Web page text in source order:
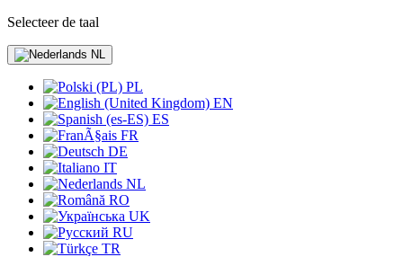
Selecteer de taal
NL
PL
EN
ES
FR
DE
IT
NL
RO
UK
RU
TR